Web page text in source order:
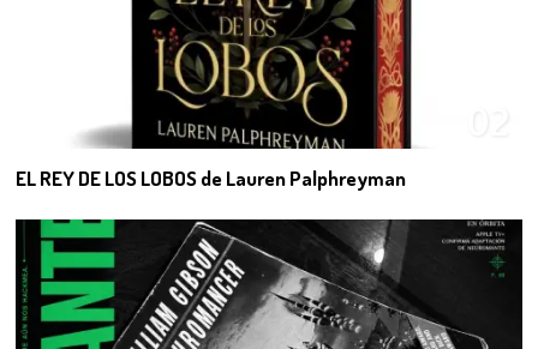
EL REY DE LOS LOBOS de Lauren Palphreyman